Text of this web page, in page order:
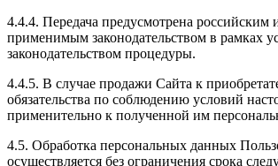
4.4.4. Передача предусмотрена
применимым законодательством в рамках
законодательством процедуры.
4.4.5. В случае продажи Сайта к
обязательства по соблюдению условий
применительно к полученной им
4.5. Обработка персональных данных
осуществляется без ограничения срока